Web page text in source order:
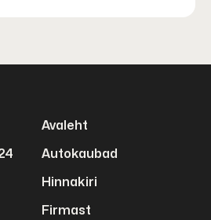
Avaleht
Autokaubad
Hinnakiri
Firmast